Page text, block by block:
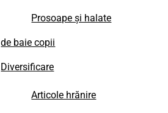
Prosoape și halate
de baie copii
Diversificare
Articole hrănire